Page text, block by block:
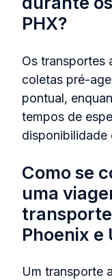
PHX?
Os transportes
coletas pré-
pontual,
tempos de
disponibilidade
Como se
uma
Phoenix e
Um transporte